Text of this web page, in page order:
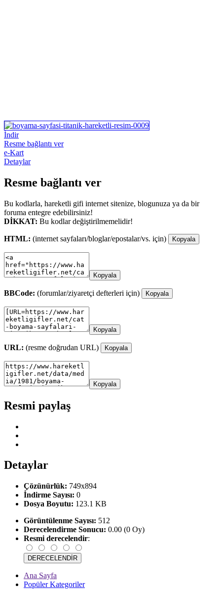
İndir
Resme bağlantı ver
e-Kart
Detaylar
Resme bağlantı ver
Bu kodlarla, hareketli gifi internet sitenize, blogunuza ya da bir
foruma entegre edebilirsiniz!
DİKKAT: Bu kodlar değiştirilmemelidir!
HTML: (internet sayfaları/bloglar/epostalar/vs. için) Kopyala
Kopyala
BBCode: (forumlar/ziyaretçi defterleri için) Kopyala
Kopyala
URL: (resme doğrudan URL) Kopyala
Kopyala
Resmi paylaş
Detaylar
Çözünürlük: 749x894
İndirme Sayısı: 0
Dosya Boyutu: 123.1 KB
Görüntülenme Sayısı: 512
Derecelendirme Sonucu: 0.00 (0 Oy)
Resmi derecelendir:
Ana Sayfa
Popüler Kategoriler